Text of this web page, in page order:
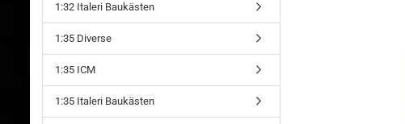
1:32 Italeri Baukästen
1:35 Diverse
1:35 ICM
1:35 Italeri Baukästen